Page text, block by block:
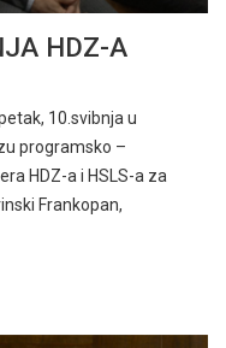
HDZ-A
10.svibnja u
programsko –
HDZ-a i HSLS-a za
Frankopan,